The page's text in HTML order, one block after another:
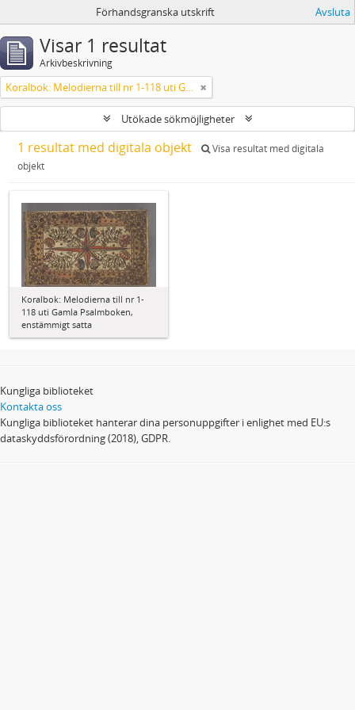
Förhandsgranska utskrift Avsluta
Visar 1 resultat
Arkivbeskrivning
Koralbok: Melodierna till nr 1-118 uti Gamla Psalmboken, enstämmigt satta
Utökade sökmöjligheter
1 resultat med digitala objekt
Visa resultat med digitala
objekt
Koralbok: Melodierna till nr 1-
118 uti Gamla Psalmboken,
enstämmigt satta
Kungliga biblioteket
Kontakta oss
Kungliga biblioteket hanterar dina personuppgifter i enlighet med EU:s
dataskyddsförordning (2018), GDPR.